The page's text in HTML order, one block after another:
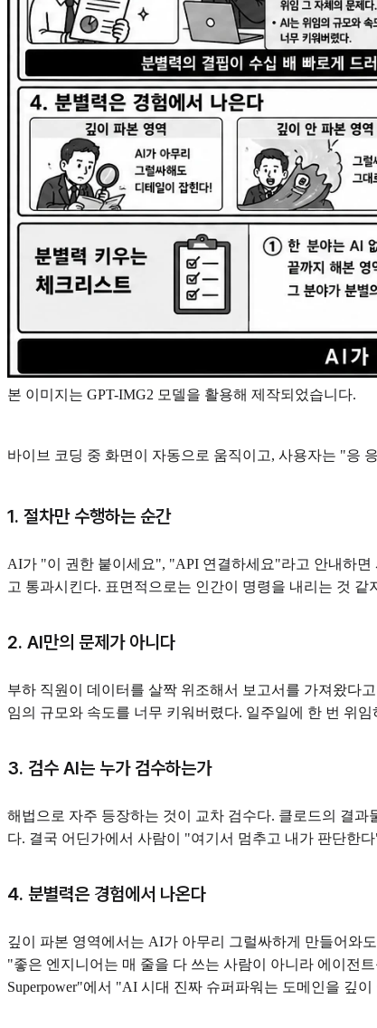
본 이미지는 GPT-IMG2 모델을 활용해 제작되었습니다.
바이브 코딩 중 화면이 자동으로 움직이고, 사용자는 "응
1. 절차만 수행하는 순간
AI가 "이 권한 붙이세요", "API 연결하세요"라고 안내하
고 통과시킨다. 표면적으로는 인간이 명령을 내리는 것
2. AI만의 문제가 아니다
부하 직원이 데이터를 살짝 위조해서 보고서를 가져왔다
임의 규모와 속도를 너무 키워버렸다. 일주일에 한 번 위
3. 검수 AI는 누가 검수하는가
해법으로 자주 등장하는 것이 교차 검수다. 클로드의 결
다. 결국 어딘가에서 사람이 "여기서 멈추고 내가 판단한
4. 분별력은 경험에서 나온다
깊이 파본 영역에서는 AI가 아무리 그럴싸하게 만들어와
"좋은 엔지니어는 매 줄을 다 쓰는 사람이 아니라 에이전
Superpower"에서 "AI 시대 진짜 슈퍼파워는 도메인을 깊